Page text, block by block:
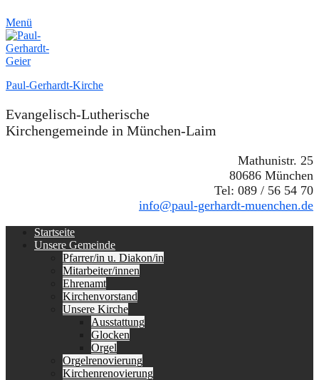
Menü
Paul-Gerhardt-Kirche
Evangelisch-Lutherische
Kirchengemeinde in München-Laim
Mathunistr. 25
80686 München
Tel: 089 / 56 54 70
info@paul-gerhardt-muenchen.de
Erstes
Menü
Startseite
Unsere Gemeinde
Pfarrer/in u. Diakon/in
Mitarbeiter/innen
Ehrenamt
Kirchenvorstand
Unsere Kirche
Ausstattung
Glocken
Orgel
Orgelrenovierung
Kirchenrenovierung